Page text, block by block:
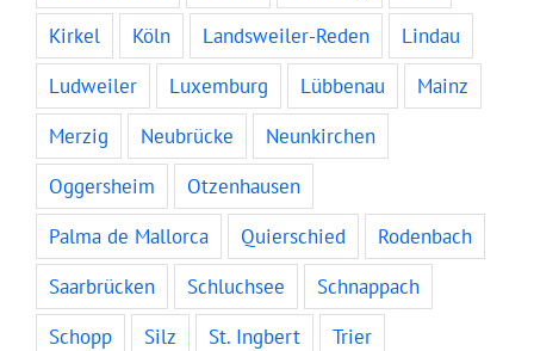
Kirkel
Köln Landsweiler-Reden
Lindau
Ludweiler
Luxemburg Lübbenau
Mainz
Merzig
Neubrücke
Neunkirchen
Oggersheim
Otzenhausen
Palma de Mallorca
Quierschied
Rodenbach
Saarbrücken
Schluchsee
Schnappach
Schopp
Silz St. Ingbert Trier